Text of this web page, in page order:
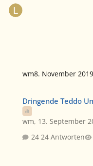
wm8. November
Dringende Teddo
wm, 13. September
24 Antworten